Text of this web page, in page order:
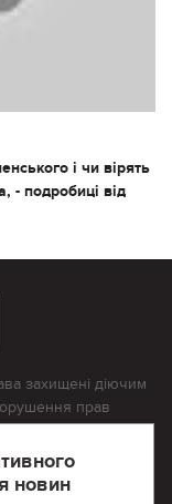
і чи вірять
- подробиці від
новин
захищені діючим
прав
яке відтворення
редакції.
розміщених
на інші